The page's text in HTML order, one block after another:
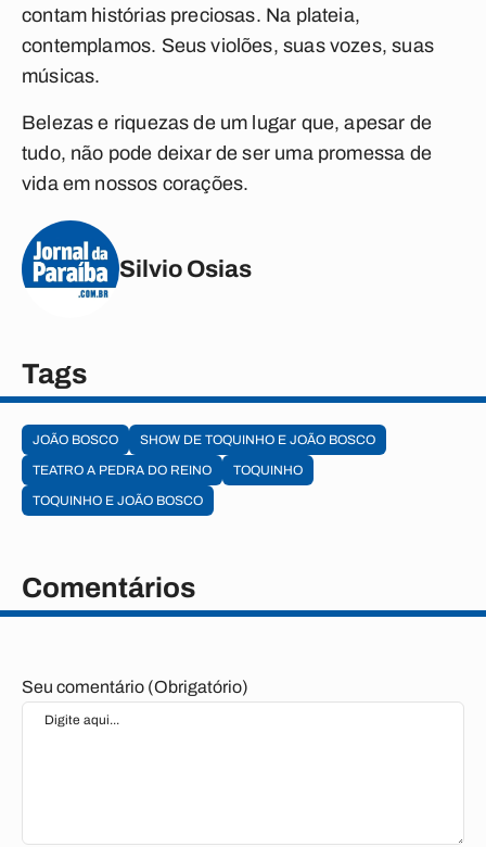
contam histórias preciosas. Na plateia,
contemplamos. Seus violões, suas vozes, suas
músicas.
Belezas e riquezas de um lugar que, apesar de
tudo, não pode deixar de ser uma promessa de
vida em nossos corações.
Silvio Osias
Tags
JOÃO BOSCO
SHOW DE TOQUINHO E JOÃO BOSCO
TEATRO A PEDRA DO REINO
TOQUINHO
TOQUINHO E JOÃO BOSCO
Comentários
Seu comentário (Obrigatório)